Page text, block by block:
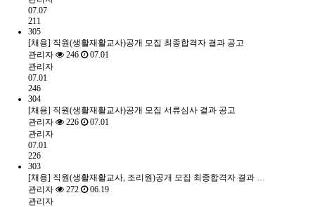
07.07
211
305
[채용] 직원(생활재활교사)공개 모집 최종합격자 결과 공고
관리자
246
07.01
관리자
07.01
246
304
[채용] 직원(생활재활교사)공개 모집 서류심사 결과 공고
관리자
226
07.01
관리자
07.01
226
303
[채용] 직원(생활재활교사, 조리원)공개 모집 최종합격자 결과 …
관리자
272
06.19
관리자